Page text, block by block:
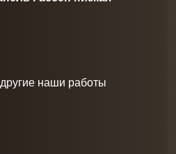
наши работы